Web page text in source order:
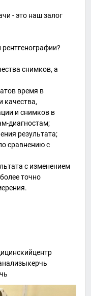
- это наш залог
снимков, а
время в
качества,
и снимков в
диагностам;
результата;
сравнению с
с изменением
точно